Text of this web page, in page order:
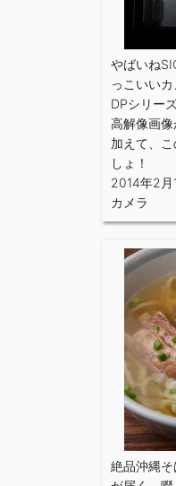
やばいね
っこいい
DPシリー
高解像画
加えて、
しょ！
2014年2月
カメラ
絶品沖縄